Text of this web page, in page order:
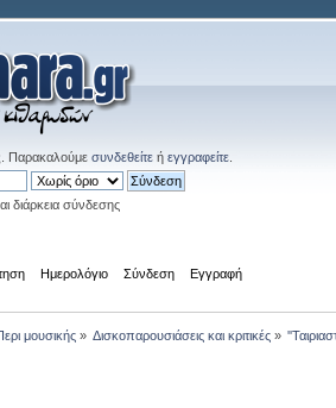
. Παρακαλούμε συνδεθείτε ή εγγραφείτε
διάρκεια σύνδεσης
Ημερολόγιο Σύνδεση Εγγραφή
μουσικής» Δισκοπαρουσιάσεις και κριτικές»